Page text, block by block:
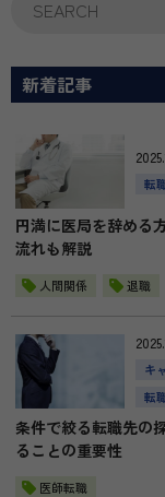
新着記事
転
円満に医局を辞める
流れも解説
人間関係 退職
キ
転
条件で絞る転職先の
ることの重要性
医師転職